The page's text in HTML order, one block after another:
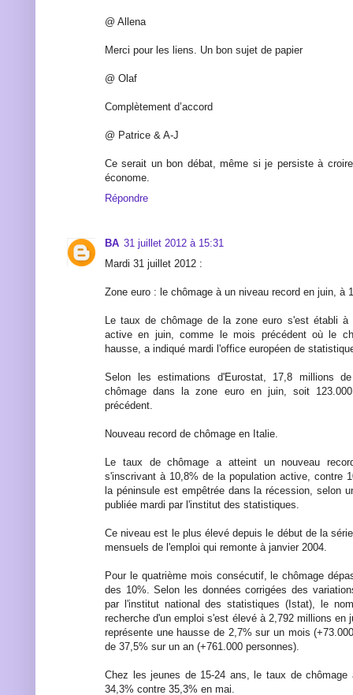
@ Allena
Merci pour les liens. Un bon sujet de papier
@ Olaf
Complètement d’accord
@ Patrice & A-J
Ce serait un bon débat, même si je persiste à
économe.
Répondre
BA 31 juillet 2012 à 15:31
Mardi 31 juillet 2012 :
Zone euro : le chômage à un niveau record en juin, à
Le taux de chômage de la zone euro s'est établi à
active en juin, comme le mois précédent où le
hausse, a indiqué mardi l'office européen de
Selon les estimations d'Eurostat, 17,8 millions
chômage dans la zone euro en juin, soit
précédent.
Nouveau record de chômage en Italie.
Le taux de chômage a atteint un nouveau
s'inscrivant à 10,8% de la population active, contre
la péninsule est empêtrée dans la récession, selon
publiée mardi par l'institut des statistiques.
Ce niveau est le plus élevé depuis le début de la
mensuels de l'emploi qui remonte à janvier 2004.
Pour le quatrième mois consécutif, le chômage
des 10%. Selon les données corrigées des
par l'institut national des statistiques (Istat), le
recherche d'un emploi s'est élevé à 2,792 millions en
représente une hausse de 2,7% sur un mois
de 37,5% sur un an (+761.000 personnes).
Chez les jeunes de 15-24 ans, le taux de chômage
34,3% contre 35,3% en mai.